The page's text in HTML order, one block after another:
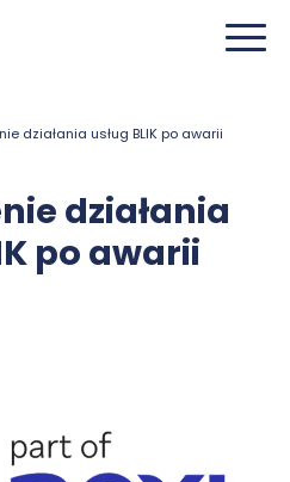
działania usług BLIK po awarii
działania
po awarii